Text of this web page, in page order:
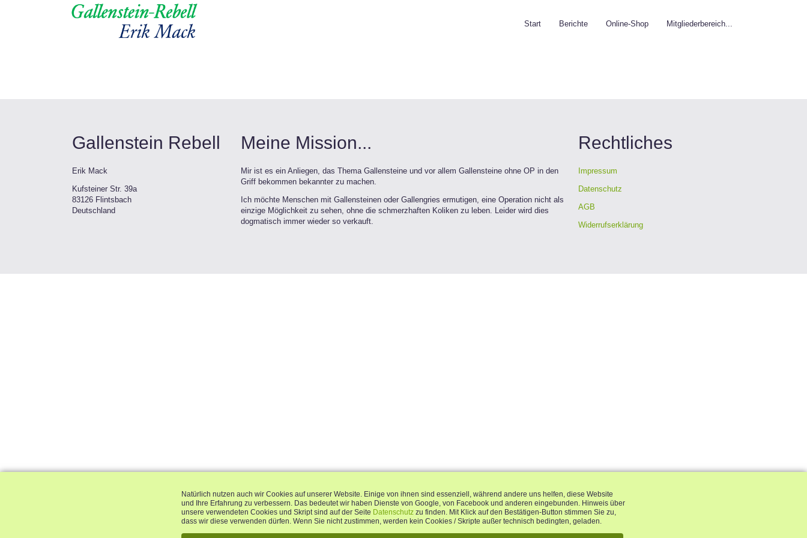
Start Berichte Online-Shop Mitgliederbereich...
Gallenstein Rebell
Erik Mack
Kufsteiner Str. 39a
83126 Flintsbach
Deutschland
Meine Mission...
Mir ist es ein Anliegen, das Thema Gallensteine und vor allem Gallensteine ohne OP in den
Griff bekommen bekannter zu machen.
Ich möchte Menschen mit Gallensteinen oder Gallengries ermutigen, eine Operation nicht als
einzige Möglichkeit zu sehen, ohne die schmerzhaften Koliken zu leben. Leider wird dies
dogmatisch immer wieder so verkauft.
Rechtliches
Impressum
Datenschutz
AGB
Widerrufserklärung
Natürlich nutzen auch wir Cookies auf unserer Website. Einige von ihnen sind essenziell, während andere uns helfen, diese Website
und Ihre Erfahrung zu verbessern. Das bedeutet wir haben Dienste von Google, von Facebook und anderen eingebunden. Hinweis über
unsere verwendeten Cookies und Skript sind auf der Seite Datenschutz zu finden. Mit Klick auf den Bestätigen-Button stimmen Sie zu,
dass wir diese verwenden dürfen. Wenn Sie nicht zustimmen, werden kein Cookies / Skripte außer technisch bedingten, geladen.